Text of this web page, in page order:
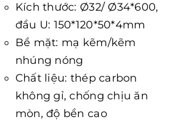
Kích thước: Ø32/ Ø34*600,
đầu U: 150*120*50*4mm
Bề mặt: mạ kẽm/kẽm
nhúng nóng
Chất liệu: thép carbon
không gỉ, chống chịu ăn
mòn, độ bền cao